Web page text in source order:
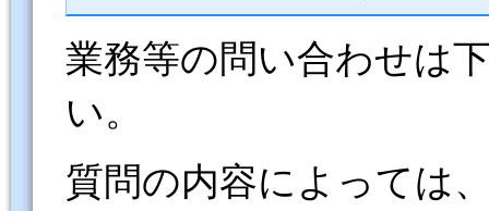
業務等の問い合わせは
い。
質問の内容によっては